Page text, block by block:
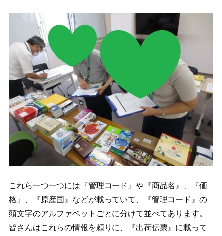
これら一つ一つには『管理コード』や『商品名』、『価
格』、『原産国』などが載っていて、『管理コード』の
頭文字のアルファベットごとに分けて並べてあります。
皆さんはこれらの情報を頼りに、『出荷伝票』に載って